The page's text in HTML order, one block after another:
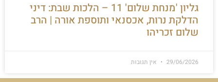
גליון 'מנחת שלום' 11 – הלכות שבת: דיני
הדלקת נרות, אכסנאי ותוספת אורה | הרב
שלום זכריהו
29/06/2026 אין תגובות